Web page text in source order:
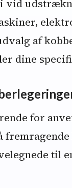
vid
af
dine
for
til